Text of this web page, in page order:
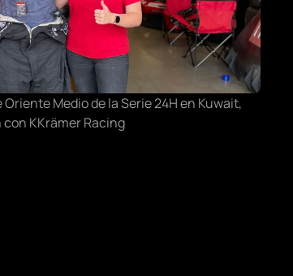
Medio de la Serie 24H en Kuwait,
KKrämer Racing